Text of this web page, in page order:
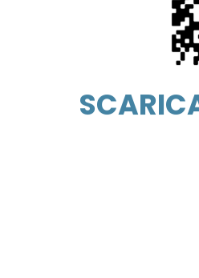
Con l'app WEELO
Disponibile per tutti